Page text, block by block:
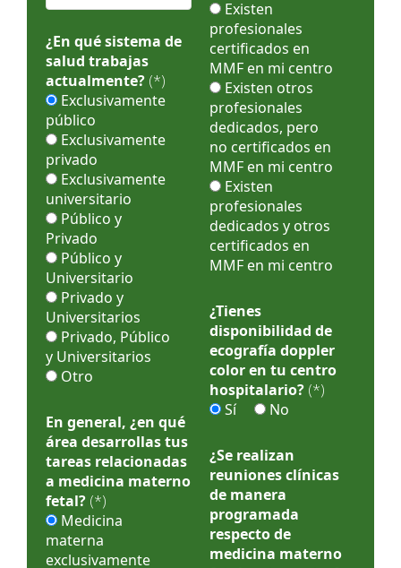
¿En qué sistema de
salud trabajas
actualmente? (*)
Exclusivamente
público
Exclusivamente
privado
Exclusivamente
universitario
Público y
Privado
Público y
Universitario
Privado y
Universitarios
Privado, Público
y Universitarios
Otro
En general, ¿en qué
área desarrollas tus
tareas relacionadas
a medicina materno
fetal? (*)
Medicina
materna
exclusivamente
Existen
profesionales
certificados en
MMF en mi centro
Existen otros
profesionales
dedicados, pero
no certificados en
MMF en mi centro
Existen
profesionales
dedicados y otros
certificados en
MMF en mi centro
¿Tienes
disponibilidad de
ecografía doppler
color en tu centro
hospitalario? (*)
Sí
No
¿Se realizan
reuniones clínicas
de manera
programada
respecto de
medicina materno